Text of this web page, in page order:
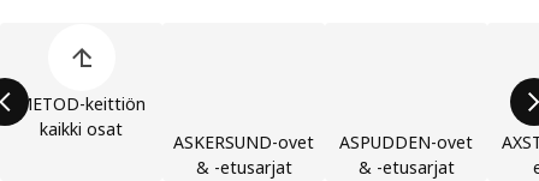
METOD-keittiön
kaikki osat
ASKERSUND-ovet
& -etusarjat
ASPUDDEN-ovet
& -etusarjat